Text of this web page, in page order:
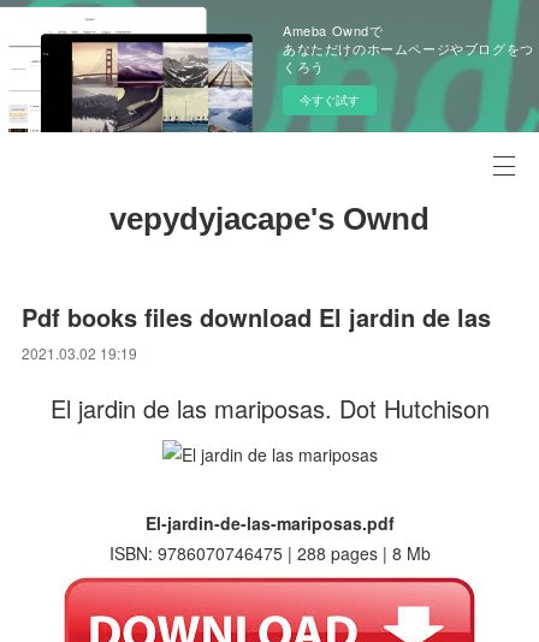
Ameba Owndで
あなただけのホームページやブログをつ
くろう
今すぐ試す
vepydyjacape's Ownd
Pdf books files download El jardin de las
2021.03.02 19:19
El jardin de las mariposas. Dot Hutchison
El-jardin-de-las-mariposas.pdf
ISBN: 9786070746475 | 288 pages | 8 Mb